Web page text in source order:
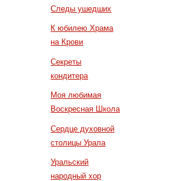
Следы ушедших
К юбилею Храма
на Крови
Секреты
кондитера
Моя любимая
Воскресная Школа
Сердце духовной
столицы Урала
Уральский
народный хор